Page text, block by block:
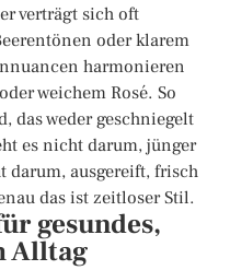
verträgt sich oft
oder klarem
harmonieren
weichem Rosé. So
das weder geschniegelt
es nicht darum, jünger
darum, ausgereift, frisch
das ist zeitloser Stil.
gesundes,
Alltag